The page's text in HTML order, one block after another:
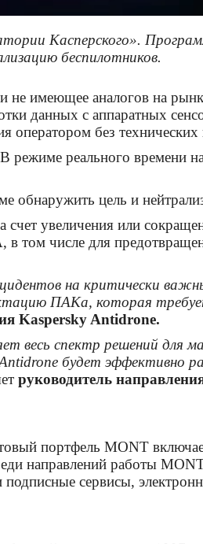
Касперского».
беспилотников.
не имеющее аналогов на
данных с аппаратных
оператором без технических
режиме реального времени
цель и
увеличения или
том числе для
на критически
ПАКа, которая
Kaspersky Antidrone.
весь спектр решений для
Antidrone будет эффективно
руководитель
портфель MONT
направлений работы
подписные сервисы,